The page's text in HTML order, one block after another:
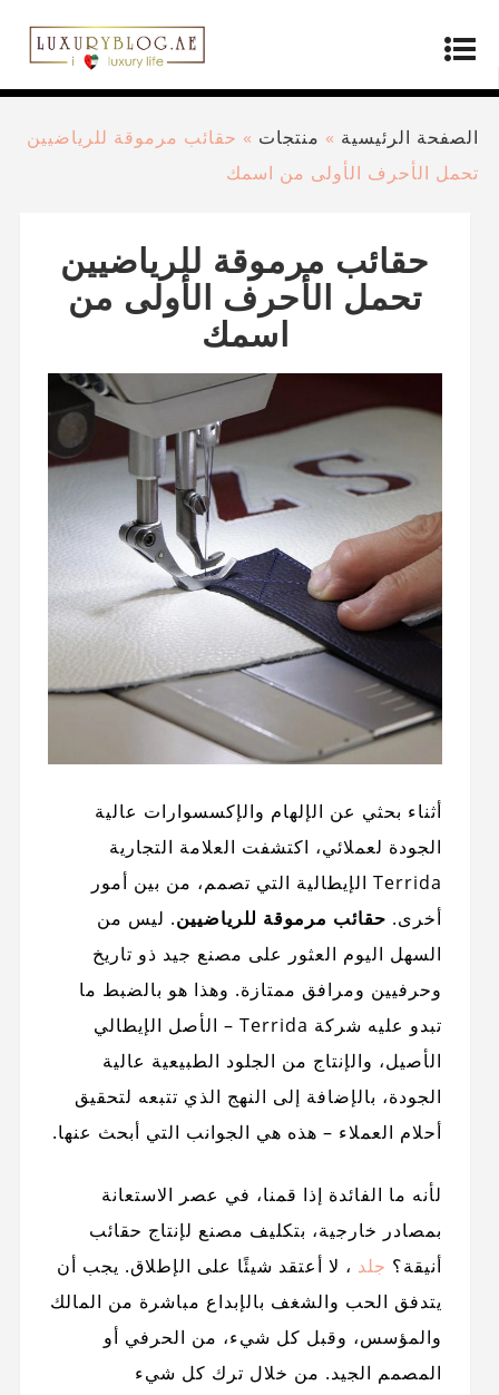
الصفحة الرئيسية » منتجات » حقائب مرموقة للرياضيين
تحمل الأحرف الأولى من اسمك
حقائب مرموقة للرياضيين
تحمل الأحرف الأولى من
اسمك
أثناء بحثي عن الإلهام والإكسسوارات عالية
الجودة لعملائي، اكتشفت العلامة التجارية
Terrida الإيطالية التي تصمم، من بين أمور
أخرى. حقائب مرموقة للرياضيين. ليس من
السهل اليوم العثور على مصنع جيد ذو تاريخ
وحرفيين ومرافق ممتازة. وهذا هو بالضبط ما
تبدو عليه شركة Terrida – الأصل الإيطالي
الأصيل، والإنتاج من الجلود الطبيعية عالية
الجودة، بالإضافة إلى النهج الذي تتبعه لتحقيق
أحلام العملاء – هذه هي الجوانب التي أبحث عنها.
لأنه ما الفائدة إذا قمنا، في عصر الاستعانة
بمصادر خارجية، بتكليف مصنع لإنتاج حقائب
أنيقة؟ جلد ، لا أعتقد شيئًا على الإطلاق. يجب أن
يتدفق الحب والشغف بالإبداع مباشرة من المالك
والمؤسس، وقبل كل شيء، من الحرفي أو
المصمم الجيد. من خلال ترك كل شيء